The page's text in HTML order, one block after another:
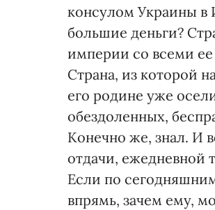
консулом Украины в
большие деньги?
империи со всеми
Страна, из которой
его родине уже
обездоленных,
Конечно же, знал. И
отдачи, ежедневной
Если по
впрямь, зачем ему,